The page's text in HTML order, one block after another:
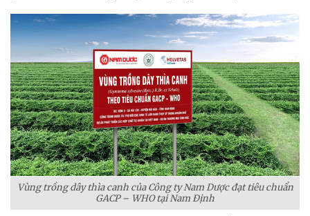
Vùng trồng dây thìa canh của Công ty Nam Dược đạt tiêu chuẩn
GACP – WHO tại Nam Định